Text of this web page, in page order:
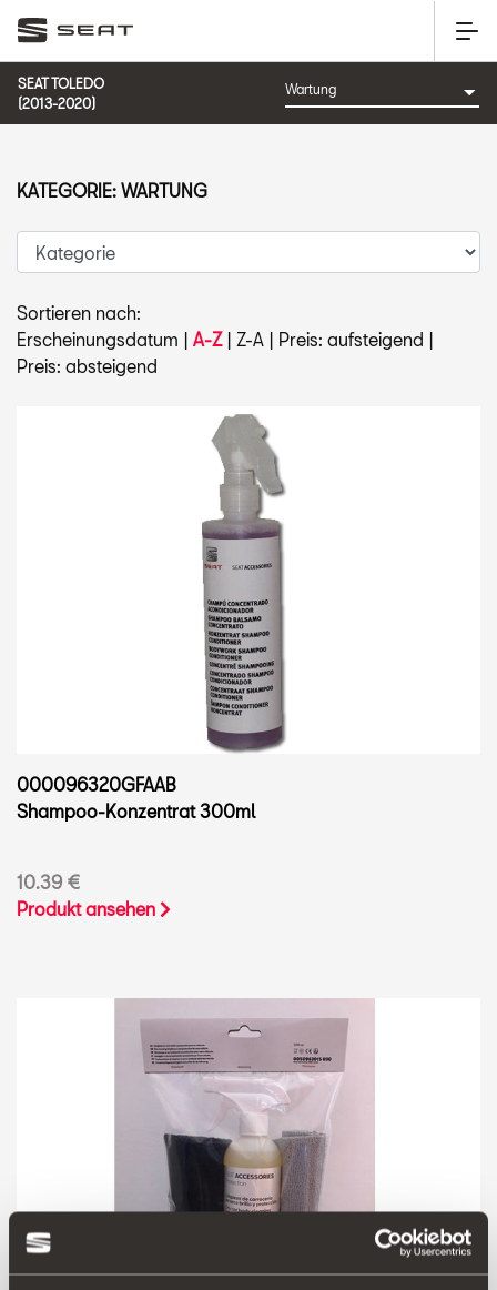
SEAT TOLEDO
(2013-2020)
Sortieren nach:
Erscheinungsdatum | A-Z| Z-A | Preis: aufsteigend |
Preis: absteigend
000096320GFAAB
Shampoo-Konzentrat 300ml
10.39 €
Produkt ansehen
KATEGORIE: WARTUNG